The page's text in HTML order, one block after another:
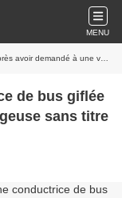
MENU
sans titre de transport de descendre
de bus giflée
sans titre